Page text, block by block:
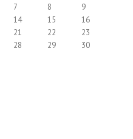
7 8
9
14 15
16
21 22
23
28 29
30